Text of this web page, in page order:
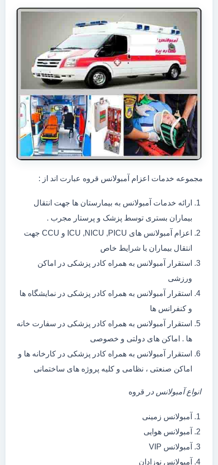
مجموعه خدمات اعزام آمبولانس قروه عبارت اند از :
ارائه خدمات آمبولانس به بیمارستان ها جهت انتقال
بیماران بستری توسط پزشک و پرستار مجرب .
اعزام آمبولانس های ICU ,NICU ,PICU و CCU جهت
انتقال بیماران با شرایط خاص
استقرار آمبولانس به همراه کادر پزشکی در اماکن
ورزشی
استقرار آمبولانس به همراه کادر پزشکی در نمایشگاه ها
و کنفرانس ها
استقرار آمبولانس به همراه کادر پزشکی در سفارت خانه
ها . اماکن های دولتی و خصوصی
استقرار آمبولانس به همراه کادر پزشکی در کارخانه ها و
اماکن صنعتی ، نظامی و کلیه پروژه های ساختمانی
انواع آمبولانس در قروه
آمبولانس زمینی
آمبولانس هوایی
آمبولانس VIP
آمبولانس نوزادان